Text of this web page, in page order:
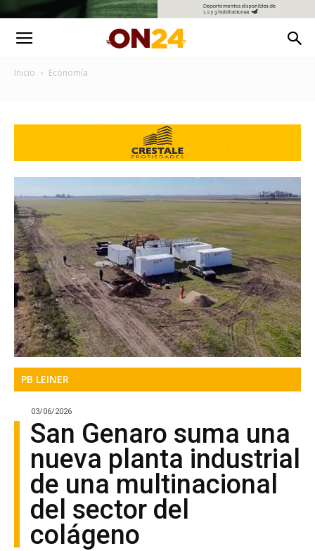
Inicio Economía
PB LEINER
03/06/2026
San Genaro suma una
nueva planta industrial
de una multinacional
del sector del
colágeno